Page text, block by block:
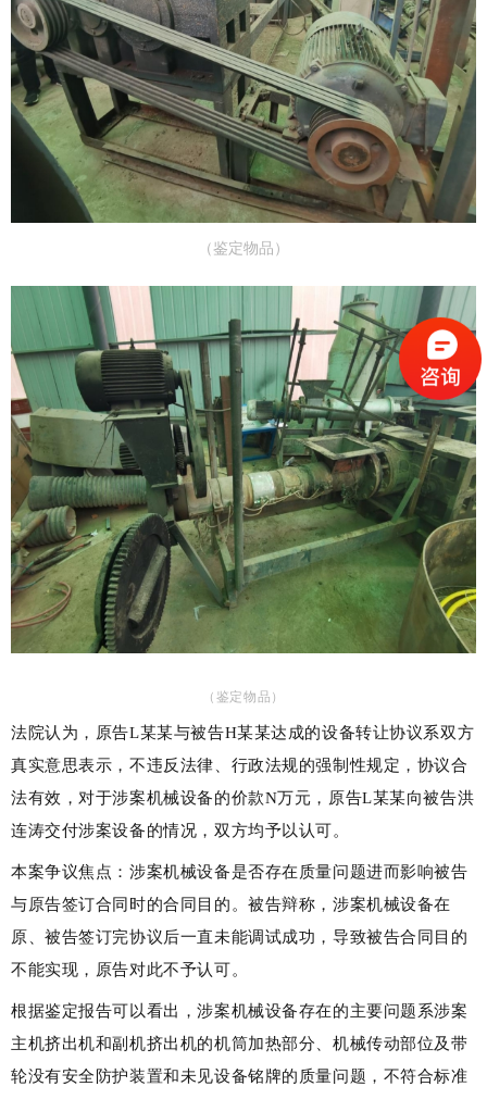
（鉴定物品）
（鉴定物品）
法院认为，原告L某某与被告H某某达成的设备转让协议系双方
真实意思表示，不违反法律、行政法规的强制性规定，协议合
法有效，对于涉案机械设备的价款N万元，原告L某某向被告洪
连涛交付涉案设备的情况，双方均予以认可。
本案争议焦点：涉案机械设备是否存在质量问题进而影响被告
与原告签订合同时的合同目的。被告辩称，涉案机械设备在
原、被告签订完协议后一直未能调试成功，导致被告合同目的
不能实现，原告对此不予认可。
根据鉴定报告可以看出，涉案机械设备存在的主要问题系涉案
主机挤出机和副机挤出机的机筒加热部分、机械传动部位及带
轮没有安全防护装置和未见设备铭牌的质量问题，不符合标准